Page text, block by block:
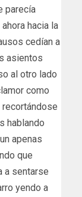
parecía
hacia la
cedían a
asientos
al otro lado
como
recortándose
hablando
apenas
que
a sentarse
yendo a